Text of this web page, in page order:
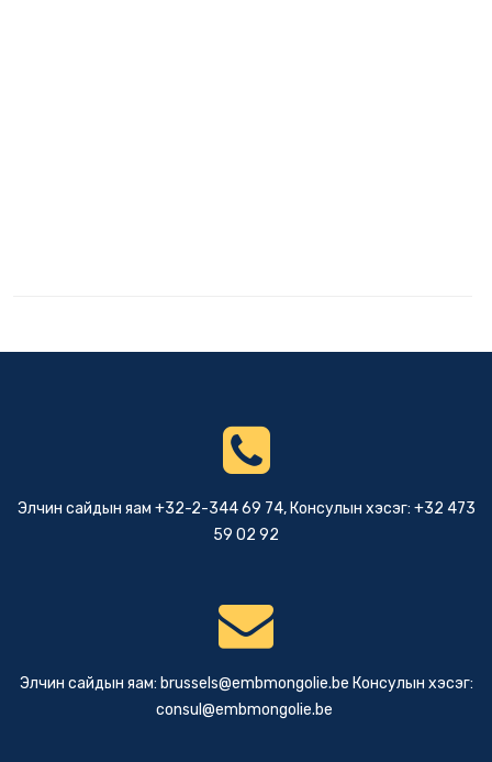
Элчин сайдын яам +32-2-344 69 74, Консулын хэсэг: +32 473
59 02 92
Элчин сайдын яам: brussels@embmongolie.be Консулын хэсэг:
consul@embmongolie.be